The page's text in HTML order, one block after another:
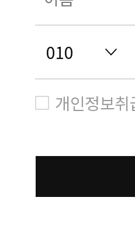
개인정보취